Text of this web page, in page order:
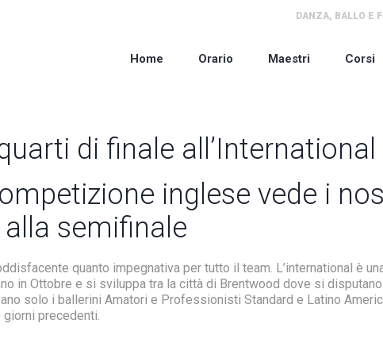
DANZA, BALLO E
Home Orario Maestri Corsi
di finale all’International
inglese vede i
semifinale
quanto impegnativa per tutto il team. L’international è
in Ottobre e si sviluppa tra la città di Brentwood dove si
solo i ballerini Amatori e Professionisti Standard e Latino
precedenti.